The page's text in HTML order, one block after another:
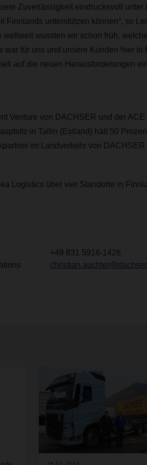
Zuverlässigkeit eindrucksvoll unter
unterstützen können“, so
wussten wir schon früh,
war für uns und unsere Kunden hier in
auf die neuen Herausforderungen
Venture von DACHSER und der
in Tallin (Estland) hält 50
im Landverkehr von DACHSER
Logistics über vier Standorte in
+49 831 5916-1426
28.02.2019